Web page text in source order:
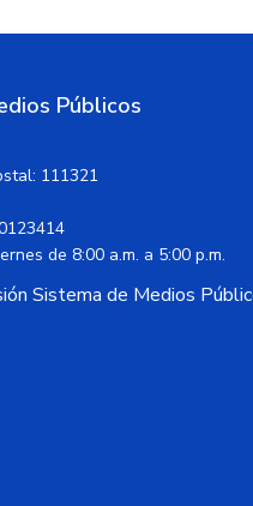
Públicos
111321
de 8:00 a.m. a 5:00 p.m.
Sistema de Medios